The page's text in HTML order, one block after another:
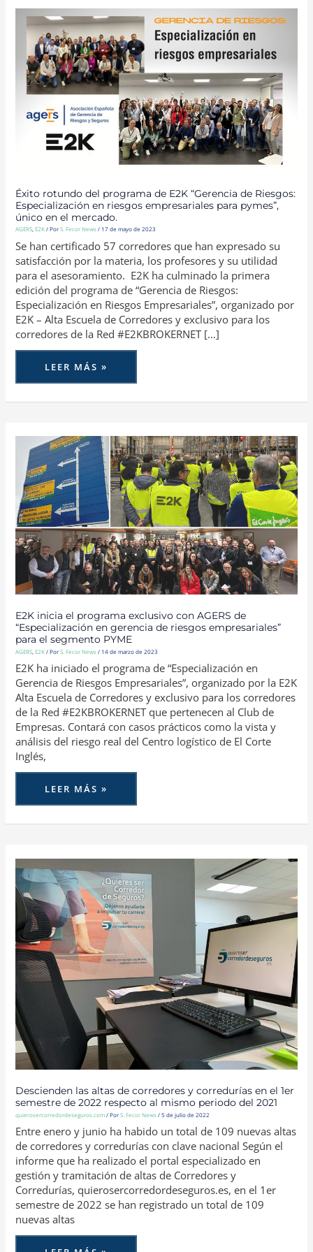
Éxito rotundo del programa de E2K “Gerencia de Riesgos:
Especialización en riesgos empresariales para pymes”,
único en el mercado.
AGERS,E2K/ PorS. Fecor News/ 17 de mayo de 2023
Se han certificado 57 corredores que han expresado su
satisfacción por la materia, los profesores y su utilidad
para el asesoramiento. E2K ha culminado la primera
edición del programa de “Gerencia de Riesgos:
Especialización en Riesgos Empresariales”, organizado por
E2K – Alta Escuela de Corredores y exclusivo para los
corredores de la Red #E2KBROKERNET […]
ÉXITO
ROTUNDO
DEL
PROGRAMA
DE
E2K
“GERENCIA
DE
RIESGOS:
ESPECIALIZACIÓN
EN
RIESGOS
EMPRESARIALES
PARA
PYMES”,
ÚNICO
EN
EL
LEER MÁS »
E2K inicia el programa exclusivo con AGERS de
“Especialización en gerencia de riesgos empresariales”
para el segmento PYME
AGERS ,E2K/ PorS. Fecor News/ 14 de marzo de 2023
E2K ha iniciado el programa de “Especialización en
Gerencia de Riesgos Empresariales”, organizado por la E2K
Alta Escuela de Corredores y exclusivo para los corredores
de la Red #E2KBROKERNET que pertenecen al Club de
Empresas. Contará con casos prácticos como la vista y
análisis del riesgo real del Centro logístico de El Corte
Inglés,
E2K
INICIA
EL
PROGRAMA
EXCLUSIVO
CON
AGERS
DE
“ESPECIALIZACIÓN
EN
GERENCIA
DE
RIESGOS
EMPRESARIALES”
PARA
EL
SEGMENTO
PYME
LEER MÁS »
Descienden las altas de corredores y corredurías en el 1er
semestre de 2022 respecto al mismo periodo del 2021
quierosercorredordeseguros.com/ PorS. Fecor News/5 de julio de 2022
Entre enero y junio ha habido un total de 109 nuevas altas
de corredores y corredurías con clave nacional Según el
informe que ha realizado el portal especializado en
gestión y tramitación de altas de Corredores y
Corredurías, quierosercorredordeseguros.es, en el 1er
semestre de 2022 se han registrado un total de 109
nuevas altas
DESCIENDEN
LAS
ALTAS
DE
CORREDORES
Y
CORREDURÍAS
EN
EL
1ER
SEMESTRE
DE
2022
RESPECTO
AL
MISMO
PERIODO
DEL
2021